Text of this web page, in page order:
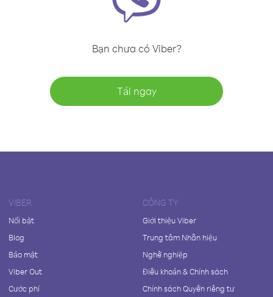
Bạn chưa có Viber?
Tải ngay
VIBER
Nổi bật
Blog
Bảo mật
Viber Out
Cước phí
CÔNG TY
Giới thiệu Viber
Trung tâm Nhãn hiệu
Nghề nghiệp
Điều khoản & Chính sách
Chính sách Quyền riêng tư